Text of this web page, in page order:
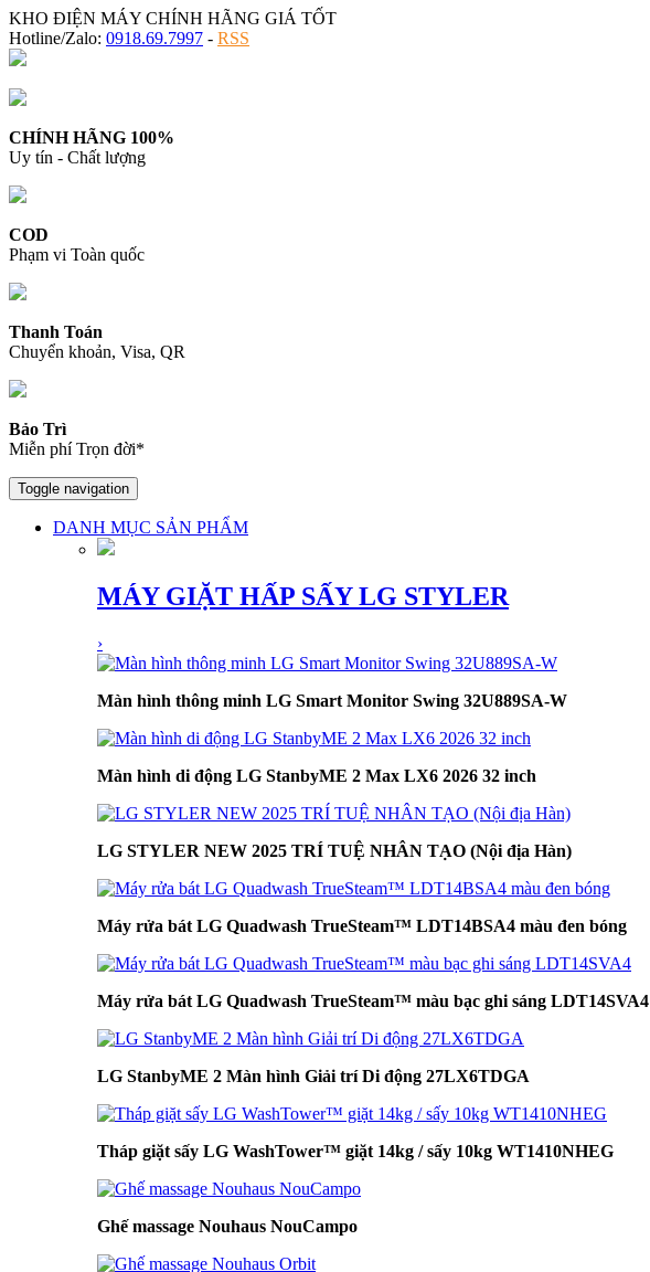
KHO ĐIỆN MÁY CHÍNH HÃNG GIÁ TỐT
Hotline/Zalo: 0918.69.7997 - RSS
CHÍNH HÃNG 100%
Uy tín - Chất lượng
COD
Phạm vi Toàn quốc
Thanh Toán
Chuyển khoản, Visa, QR
Bảo Trì
Miễn phí Trọn đời*
Toggle navigation
DANH MỤC SẢN PHẨM
MÁY GIẶT HẤP SẤY LG STYLER
›
Màn hình thông minh LG Smart Monitor Swing 32U889SA-W
Màn hình di động LG StanbyME 2 Max LX6 2026 32 inch
LG STYLER NEW 2025 TRÍ TUỆ NHÂN TẠO (Nội địa Hàn)
Máy rửa bát LG Quadwash TrueSteam™ LDT14BSA4 màu đen bóng
Máy rửa bát LG Quadwash TrueSteam™ màu bạc ghi sáng LDT14SVA4
LG StanbyME 2 Màn hình Giải trí Di động 27LX6TDGA
Tháp giặt sấy LG WashTower™ giặt 14kg / sấy 10kg WT1410NHEG
Ghế massage Nouhaus NouCampo